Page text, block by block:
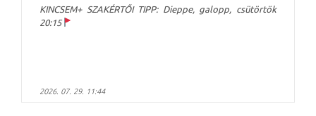
KINCSEM+ SZAKÉRTŐI TIPP: Dieppe, galopp, csütörtök
20:15
2026. 07. 29. 11:44